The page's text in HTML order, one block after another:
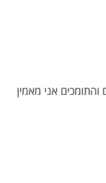
אני מאמין